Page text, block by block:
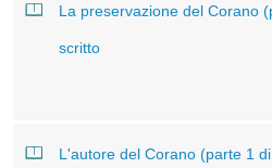
La preservazione del Corano
scritto
L'autore del Corano (parte 1